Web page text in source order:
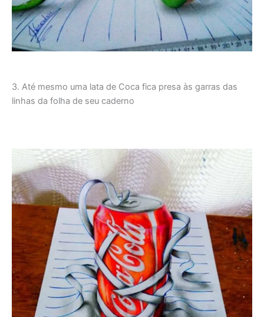
3. Até mesmo uma lata de Coca fica presa às garras das
linhas da folha de seu caderno